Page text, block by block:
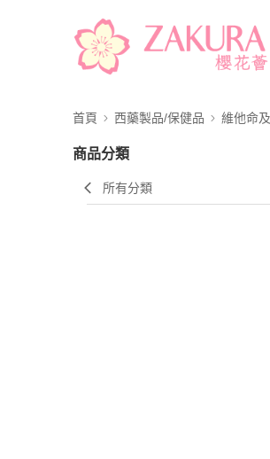
首頁 西藥製品/保健品 維他命
商品分類
所有分類